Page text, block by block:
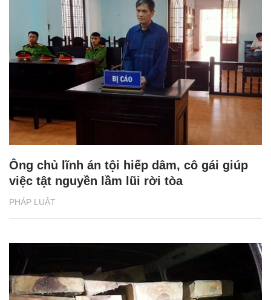
PHÁP LUẬT
Ông chủ lĩnh án tội hiếp dâm, cô gái giúp
việc tật nguyền lầm lũi rời tòa